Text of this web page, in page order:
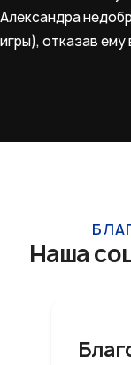
Александра
игры), отказав
Наша